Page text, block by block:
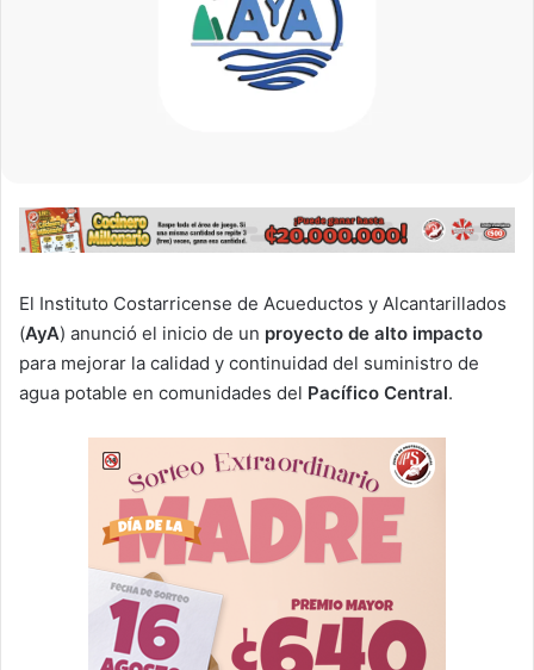
El Instituto Costarricense de Acueductos y Alcantarillados
(AyA) anunció el inicio de un proyecto de alto impacto
para mejorar la calidad y continuidad del suministro de
agua potable en comunidades del Pacífico Central.